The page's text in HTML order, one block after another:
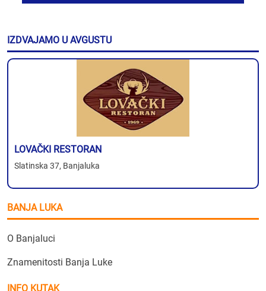
IZDVAJAMO U AVGUSTU
LOVAČKI RESTORAN
Slatinska 37, Banjaluka
BANJA LUKA
O Banjaluci
Znamenitosti Banja Luke
INFO KUTAK